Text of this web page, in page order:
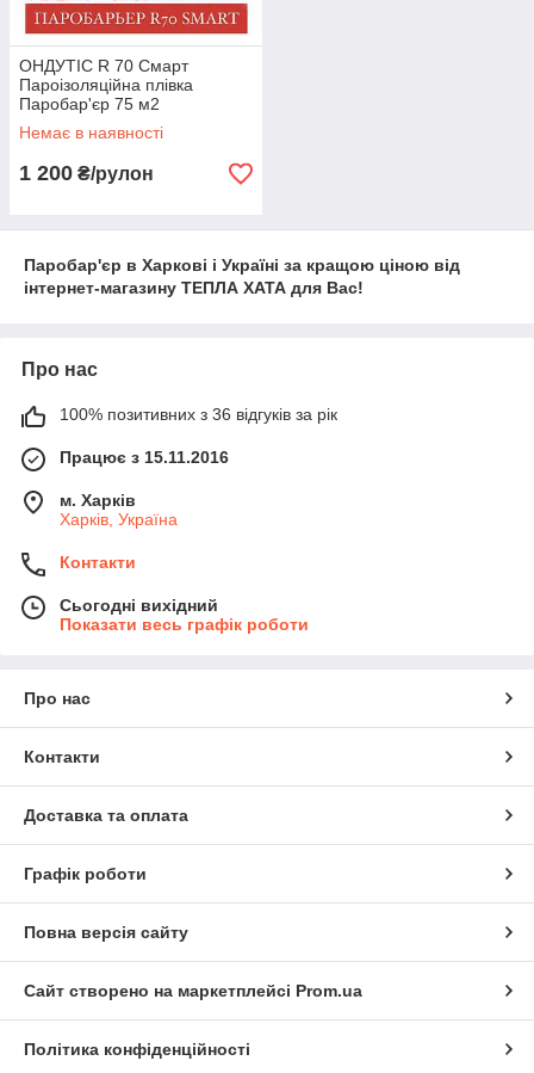
ОНДУТІС R 70 Смарт
Пароізоляційна плівка
Паробар'єр 75 м2
Немає в наявності
1 200 ₴/рулон
Паробар'єр в Харкові і Україні за кращою ціною від
інтернет-магазину ТЕПЛА ХАТА для Вас!
Про нас
100% позитивних з 36 відгуків за рік
Працює з 15.11.2016
м. Харків
Харків, Україна
Контакти
Сьогодні вихідний
Показати весь графік роботи
Про нас
Контакти
Доставка та оплата
Графік роботи
Повна версія сайту
Сайт створено на маркетплейсі Prom.ua
Політика конфіденційності